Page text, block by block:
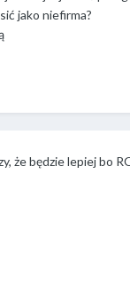
jako niefirma?
że będzie lepiej bo